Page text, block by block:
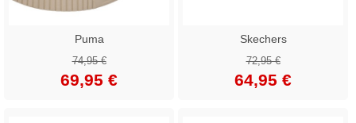
Puma
74,95 €
69,95 €
Skechers
72,95 €
64,95 €